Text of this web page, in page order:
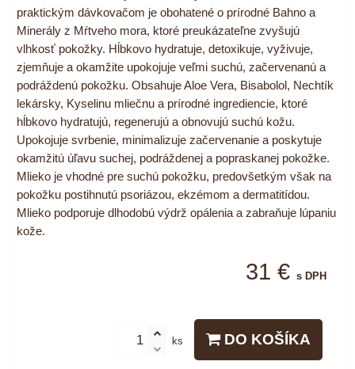
praktickým dávkovačom je obohatené o prírodné Bahno a
Minerály z Mŕtveho mora, ktoré preukázateľne zvyšujú
vlhkosť pokožky. Hĺbkovo hydratuje, detoxikuje, vyživuje,
zjemňuje a okamžite upokojuje veľmi suchú, začervenanú a
podráždenú pokožku. Obsahuje Aloe Vera, Bisabolol, Nechtík
lekársky, Kyselinu mliečnu a prírodné ingrediencie, ktoré
hĺbkovo hydratujú, regenerujú a obnovujú suchú kožu.
Upokojuje svrbenie, minimalizuje začervenanie a poskytuje
okamžitú úľavu suchej, podráždenej a popraskanej pokožke.
Mlieko je vhodné pre suchú pokožku, predovšetkým však na
pokožku postihnutú psoriázou, ekzémom a dermatitídou.
Mlieko podporuje dlhodobú výdrž opálenia a zabraňuje lúpaniu
kože.
31 € s DPH
ks DO KOŠÍKA